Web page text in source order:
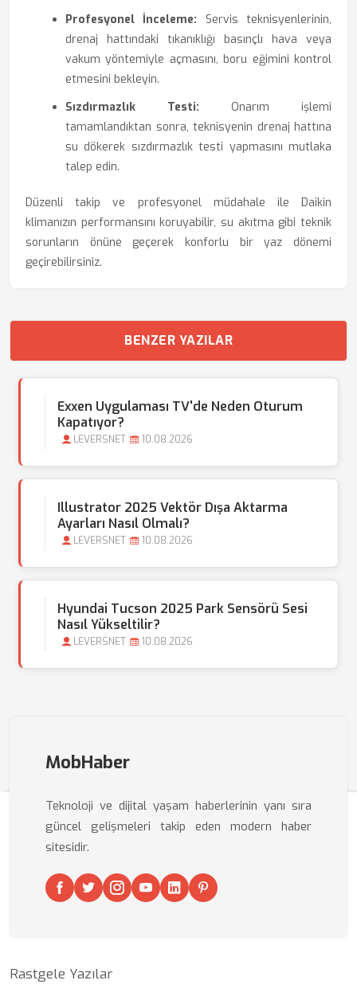
Profesyonel İnceleme: Servis teknisyenlerinin,
drenaj hattındaki tıkanıklığı basınçlı hava veya
vakum yöntemiyle açmasını, boru eğimini kontrol
etmesini bekleyin.
Sızdırmazlık Testi: Onarım işlemi
tamamlandıktan sonra, teknisyenin drenaj hattına
su dökerek sızdırmazlık testi yapmasını mutlaka
talep edin.
Düzenli takip ve profesyonel müdahale ile Daikin
klimanızın performansını koruyabilir, su akıtma gibi teknik
sorunların önüne geçerek konforlu bir yaz dönemi
geçirebilirsiniz.
BENZER YAZILAR
Exxen Uygulaması TV'de Neden Oturum
Kapatıyor?
LEVERSNET 10.08.2026
Illustrator 2025 Vektör Dışa Aktarma
Ayarları Nasıl Olmalı?
LEVERSNET 10.08.2026
Hyundai Tucson 2025 Park Sensörü Sesi
Nasıl Yükseltilir?
LEVERSNET 10.08.2026
MobHaber
Teknoloji ve dijital yaşam haberlerinin yanı sıra
güncel gelişmeleri takip eden modern haber
sitesidir.
Rastgele Yazılar